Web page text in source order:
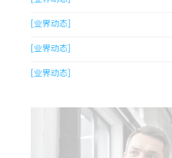
[业界动态]
[业界动态]
[业界动态]